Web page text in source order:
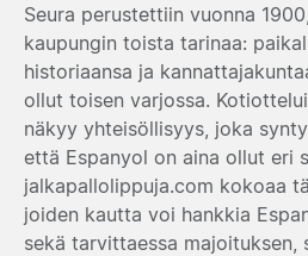
Seura perustettiin vuonna
kaupungin toista tarinaa:
historiaansa ja
ollut toisen varjossa.
näkyy yhteisöllisyys, joka
että Espanyol on aina ollut eri
jalkapallolippuja.com kokoaa
joiden kautta voi hankkia
sekä tarvittaessa majoituksen,